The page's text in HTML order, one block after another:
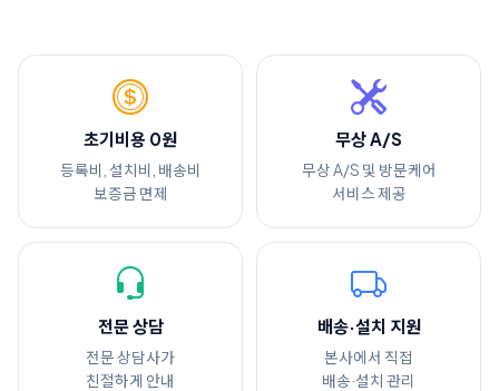
초기비용 0원
등록비, 설치비, 배송비
보증금 면제
무상 A/S
무상 A/S 및 방문케어
서비스 제공
전문 상담
전문 상담사가
친절하게 안내
배송·설치 지원
본사에서 직접
배송·설치 관리